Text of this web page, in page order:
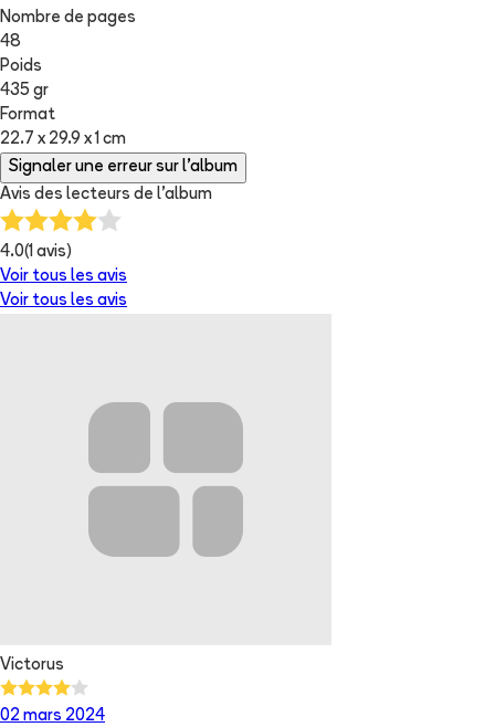
Nombre de pages
48
Poids
435 gr
Format
22.7 x 29.9 x 1 cm
Signaler une erreur sur l'album
Avis des lecteurs de l'album
4.0(1 avis)
Voir tous les avis
Voir tous les avis
Victorus
02 mars 2024